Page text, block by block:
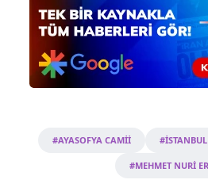
#AYASOFYA CAMİİ #İSTANBUL
#MEHMET NURİ